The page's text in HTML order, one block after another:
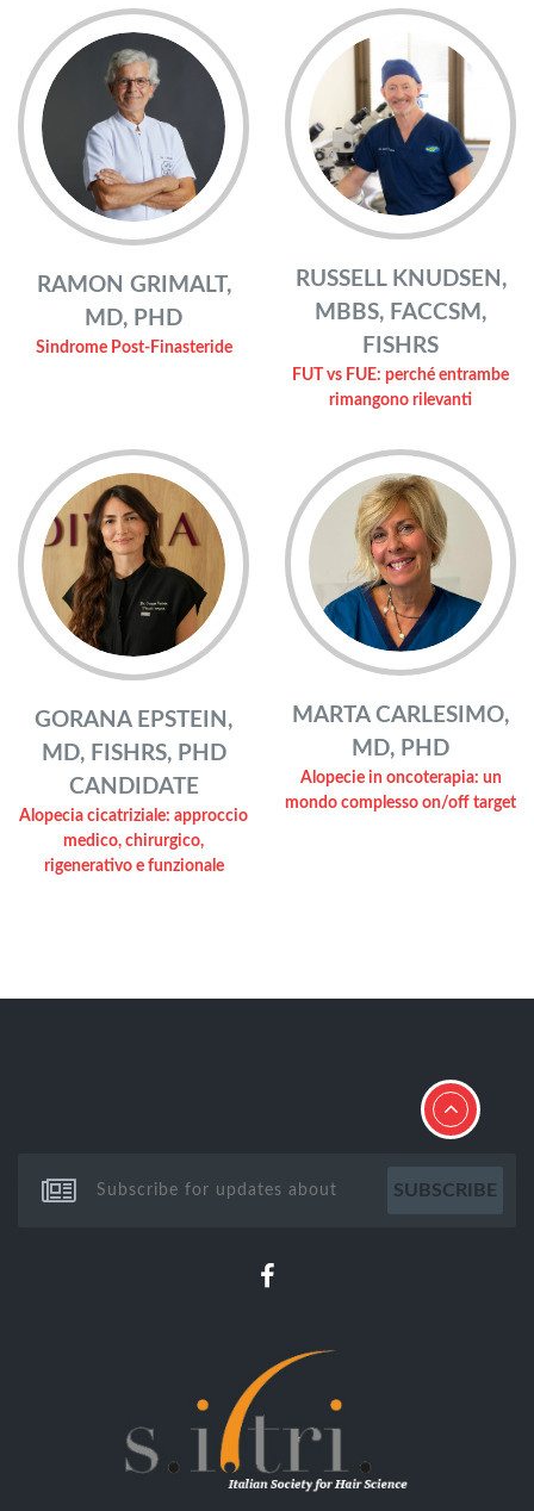
RAMON GRIMALT,
MD, PHD
Sindrome Post-Finasteride
RUSSELL KNUDSEN,
MBBS, FACCSM,
FISHRS
FUT vs FUE: perché entrambe
rimangono rilevanti
GORANA EPSTEIN,
MD, FISHRS, PHD
CANDIDATE
Alopecia cicatriziale: approccio
medico, chirurgico,
rigenerativo e funzionale
MARTA CARLESIMO,
MD, PHD
Alopecie in oncoterapia: un
mondo complesso on/off target